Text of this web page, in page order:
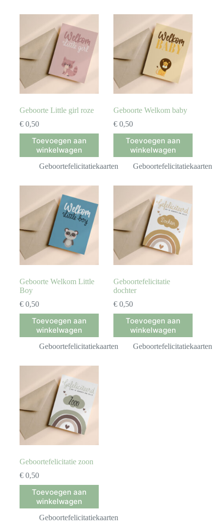
Geboorte Little girl roze
€ 0,50
Toevoegen aan
winkelwagen
Geboortefelicitatiekaarten
Geboorte Welkom baby
€ 0,50
Toevoegen aan
winkelwagen
Geboortefelicitatiekaarten
Geboorte Welkom Little
Boy
€ 0,50
Toevoegen aan
winkelwagen
Geboortefelicitatiekaarten
Geboortefelicitatie
dochter
€ 0,50
Toevoegen aan
winkelwagen
Geboortefelicitatiekaarten
Geboortefelicitatie zoon
€ 0,50
Toevoegen aan
winkelwagen
Geboortefelicitatiekaarten